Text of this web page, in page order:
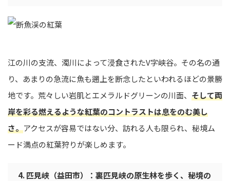
江の川の支流、濁川によって浸食されたV字峡谷。その名の通
り、あまりの急流に魚も遡上を断念したといわれるほどの景勝
地です。荒々しい岩肌とエメラルドグリーンの川面、 そして両
岸を彩る燃えるような紅葉のコントラストは息をのむ美し
さ。アクセスが容易ではない分、訪れる人も限られ、秘境ム
ード満点の紅葉狩りが楽しめます。
4. 匹見峡（益田市）：裏匹見峡の原生林を歩く、秘境の